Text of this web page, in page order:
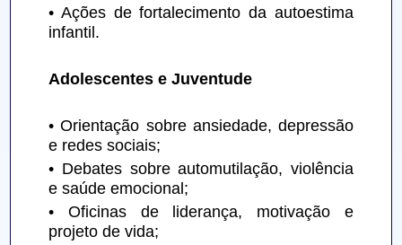
• Ações de fortalecimento da autoestima
infantil.
Adolescentes e Juventude
• Orientação sobre ansiedade, depressão
e redes sociais;
• Debates sobre automutilação, violência
e saúde emocional;
• Oficinas de liderança, motivação e
projeto de vida;